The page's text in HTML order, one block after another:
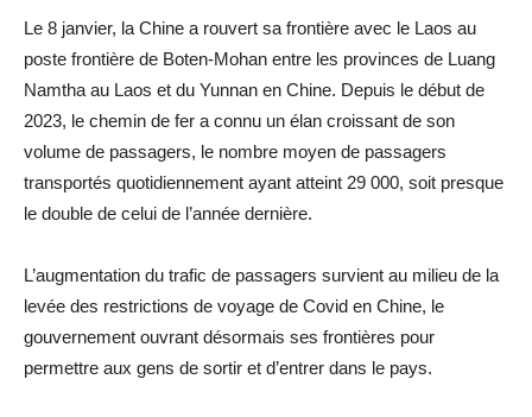
Le 8 janvier, la Chine a rouvert sa frontière avec le Laos au
poste frontière de Boten-Mohan entre les provinces de Luang
Namtha au Laos et du Yunnan en Chine. Depuis le début de
2023, le chemin de fer a connu un élan croissant de son
volume de passagers, le nombre moyen de passagers
transportés quotidiennement ayant atteint 29 000, soit presque
le double de celui de l’année dernière.
L’augmentation du trafic de passagers survient au milieu de la
levée des restrictions de voyage de Covid en Chine, le
gouvernement ouvrant désormais ses frontières pour
permettre aux gens de sortir et d’entrer dans le pays.